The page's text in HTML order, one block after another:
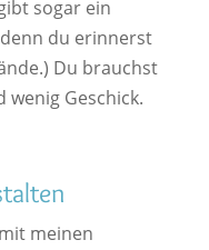
sogar ein
du erinnerst
Du brauchst
Geschick.
meinen